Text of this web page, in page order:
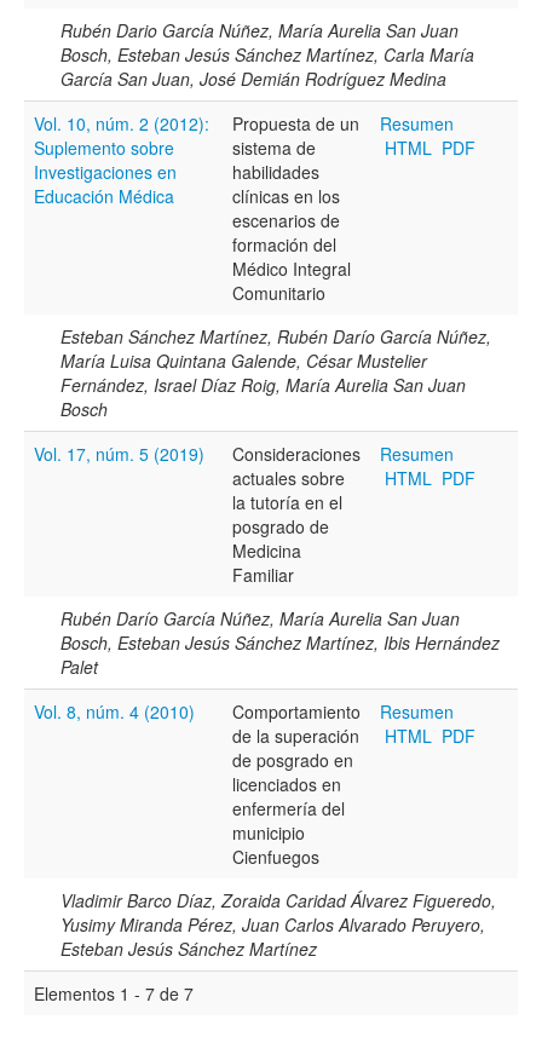
Rubén Dario García Núñez, María Aurelia San Juan
Bosch, Esteban Jesús Sánchez Martínez, Carla María
García San Juan, José Demián Rodríguez Medina
Vol. 10, núm. 2 (2012):
Suplemento sobre
Investigaciones en
Educación Médica
Propuesta de un
sistema de
habilidades
clínicas en los
escenarios de
formación del
Médico Integral
Comunitario
Resumen
HTML PDF
Esteban Sánchez Martínez, Rubén Darío García Núñez,
María Luisa Quintana Galende, César Mustelier
Fernández, Israel Díaz Roig, María Aurelia San Juan
Bosch
Vol. 17, núm. 5 (2019)
Consideraciones
actuales sobre
la tutoría en el
posgrado de
Medicina
Familiar
Resumen
HTML PDF
Rubén Darío García Núñez, María Aurelia San Juan
Bosch, Esteban Jesús Sánchez Martínez, Ibis Hernández
Palet
Vol. 8, núm. 4 (2010)
Comportamiento
de la superación
de posgrado en
licenciados en
enfermería del
municipio
Cienfuegos
Resumen
HTML PDF
Vladimir Barco Díaz, Zoraida Caridad Álvarez Figueredo,
Yusimy Miranda Pérez, Juan Carlos Alvarado Peruyero,
Esteban Jesús Sánchez Martínez
Elementos 1 - 7 de 7